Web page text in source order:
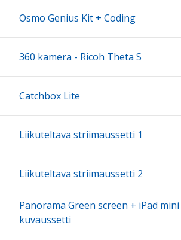
Osmo Genius Kit + Coding
360 kamera - Ricoh Theta S
Catchbox Lite
Liikuteltava striimaussetti 1
Liikuteltava striimaussetti 2
Panorama Green screen + iPad mini
kuvaussetti